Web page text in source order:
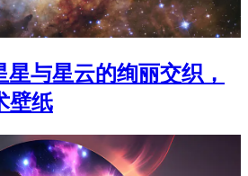
与星云的绚丽交织，
壁纸